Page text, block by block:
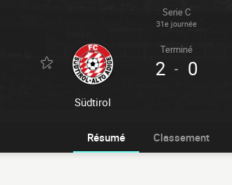
Serie C
31e journée
Südtirol
Terminé
2 - 0
Résumé Classement